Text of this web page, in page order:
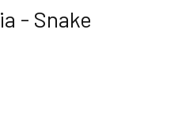
- Snake